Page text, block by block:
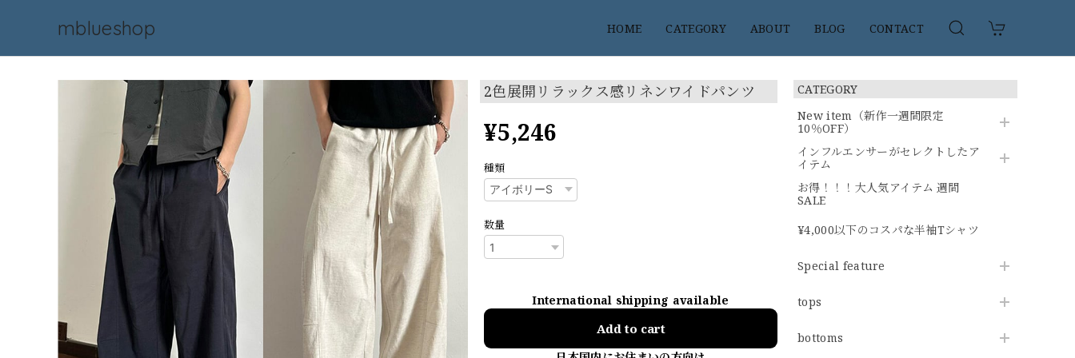
mblueshop HOME CATEGORY ABOUT BLOG CONTACT
CATEGORY
New item（新作一週間限定
10％OFF）
インフルエンサーがセレクトしたア
イテム
お得！！！大人気アイテム 週間
SALE
¥4,000以下のコスパな半袖Tシャツ
Special feature
tops
bottoms
2色展開リラックス感リネンワイドパンツ
¥5,246
種類
数量
International shipping available
Add to cart